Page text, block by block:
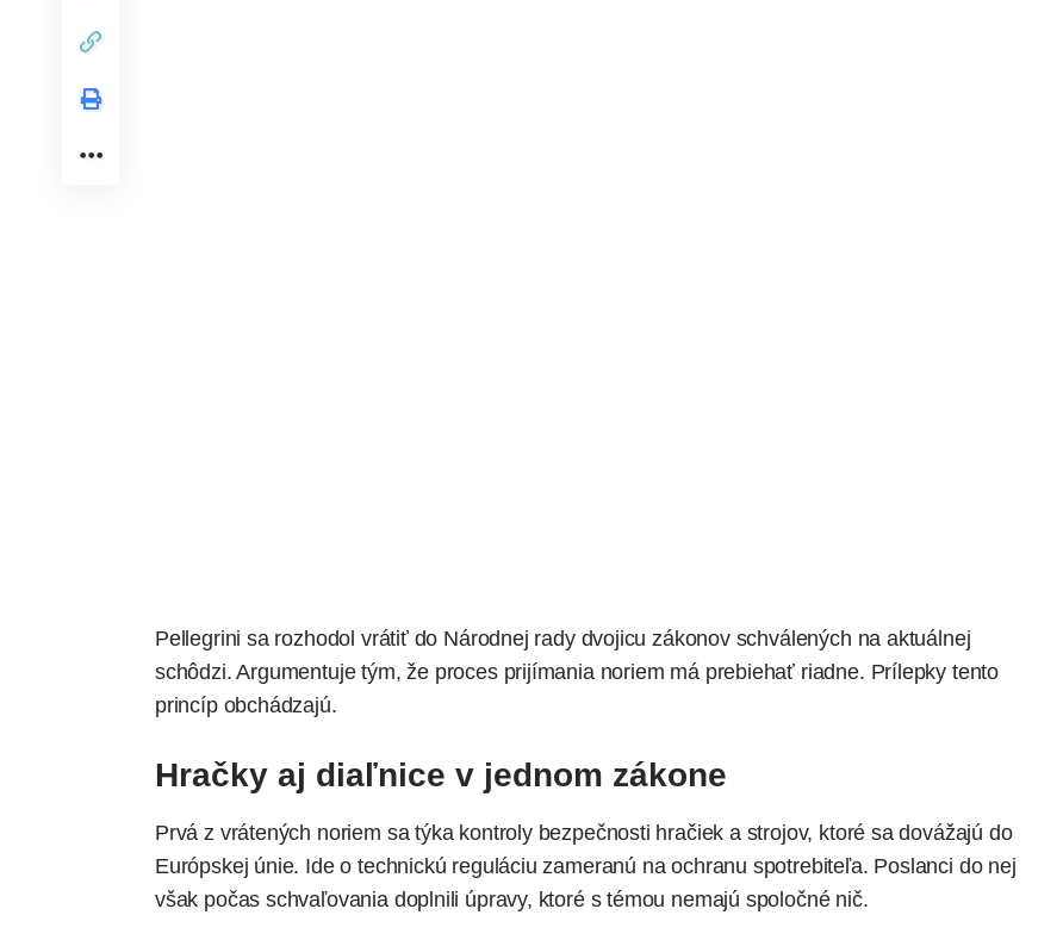
Pellegrini sa rozhodol vrátiť do Národnej rady dvojicu zákonov schválených na aktuálnej
schôdzi. Argumentuje tým, že proces prijímania noriem má prebiehať riadne. Prílepky tento
princíp obchádzajú.
Hračky aj diaľnice v jednom zákone
Prvá z vrátených noriem sa týka kontroly bezpečnosti hračiek a strojov, ktoré sa dovážajú do
Európskej únie. Ide o technickú reguláciu zameranú na ochranu spotrebiteľa. Poslanci do nej
však počas schvaľovania doplnili úpravy, ktoré s témou nemajú spoločné nič.